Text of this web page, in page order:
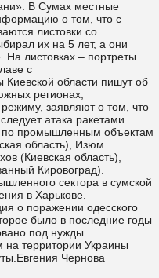
В Сумах местные
о том, что с
листовки со
их на 5 лет, а они
На листовках – портреты
с
области пишут об
регионах,
заявляют о том, что
атака ракетами
промышленным объектам
область), Изюм
(Киевская область),
Кировоград).
сектора в сумской
в Харькове.
о поражении одесского
было в последние годы
под нужды
территории Украины
Чернова